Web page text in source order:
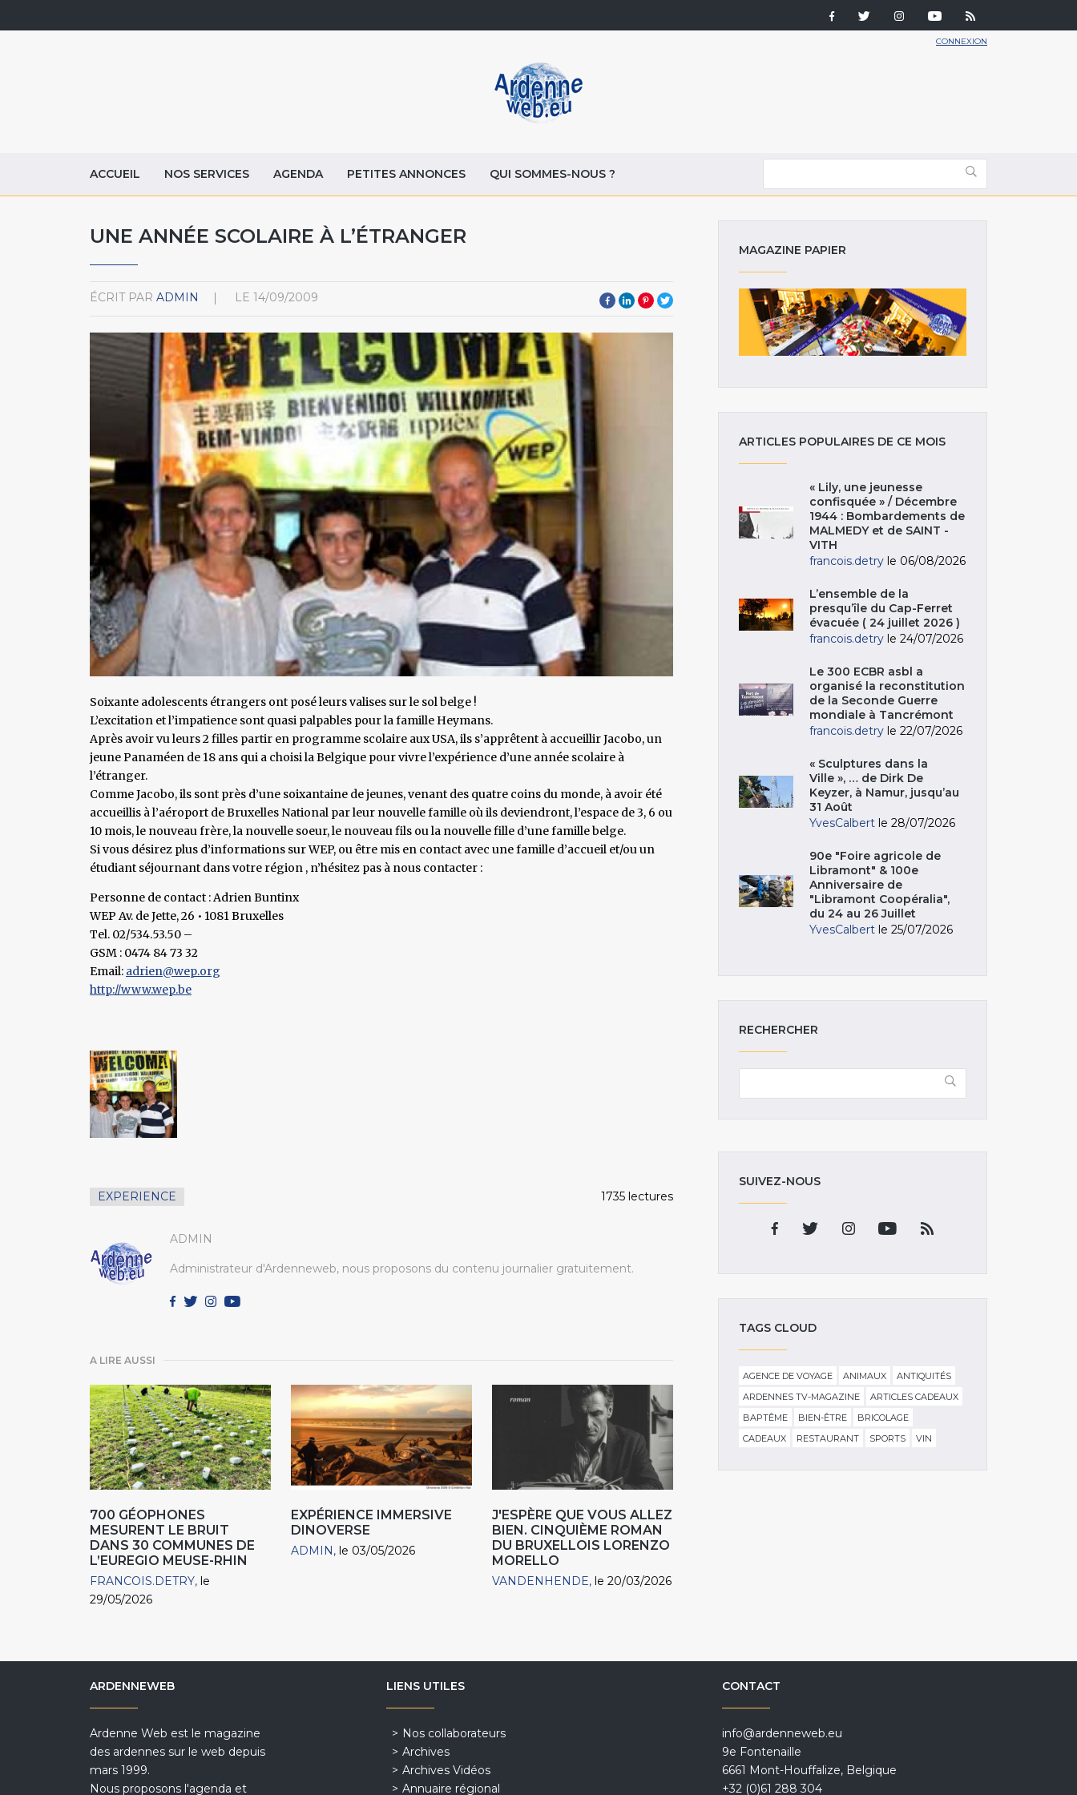
CONNEXION
ACCUEIL NOS SERVICES AGENDA PETITES ANNONCES QUI SOMMES-NOUS ?
UNE ANNÉE SCOLAIRE À L’ÉTRANGER
ÉCRIT PAR ADMIN LE 14/09/2009
Soixante adolescents étrangers ont posé leurs valises sur le sol belge !
L’excitation et l’impatience sont quasi palpables pour la famille Heymans.
Après avoir vu leurs 2 filles partir en programme scolaire aux USA, ils s’apprêtent à accueillir Jacobo, un
jeune Panaméen de 18 ans qui a choisi la Belgique pour vivre l’expérience d’une année scolaire à
l’étranger.
Comme Jacobo, ils sont près d’une soixantaine de jeunes, venant des quatre coins du monde, à avoir été
accueillis à l’aéroport de Bruxelles National par leur nouvelle famille où ils deviendront, l’espace de 3, 6 ou
10 mois, le nouveau frère, la nouvelle soeur, le nouveau fils ou la nouvelle fille d’une famille belge.
Si vous désirez plus d’informations sur WEP, ou être mis en contact avec une famille d’accueil et/ou un
étudiant séjournant dans votre région , n’hésitez pas à nous contacter :
Personne de contact : Adrien Buntinx
WEP Av. de Jette, 26 • 1081 Bruxelles
Tel. 02/534.53.50 –
GSM : 0474 84 73 32
Email: adrien@wep.org
http://www.wep.be
EXPERIENCE 1735 lectures
ADMIN
Administrateur d'Ardenneweb, nous proposons du contenu journalier gratuitement.
A LIRE AUSSI
700 GÉOPHONES
MESURENT LE BRUIT
DANS 30 COMMUNES DE
L’EUREGIO MEUSE-RHIN
FRANCOIS.DETRY le
29/05/2026
EXPÉRIENCE IMMERSIVE
DINOVERSE
ADMIN le 03/05/2026
J'ESPÈRE QUE VOUS ALLEZ
BIEN. CINQUIÈME ROMAN
DU BRUXELLOIS LORENZO
MORELLO
VANDENHENDE le 20/03/2026
MAGAZINE PAPIER
ARTICLES POPULAIRES DE CE MOIS
« Lily, une jeunesse
confisquée » / Décembre
1944 : Bombardements de
MALMEDY et de SAINT -
VITH
francois.detry le 06/08/2026
L’ensemble de la
presqu’île du Cap-Ferret
évacuée ( 24 juillet 2026 )
francois.detry le 24/07/2026
Le 300 ECBR asbl a
organisé la reconstitution
de la Seconde Guerre
mondiale à Tancrémont
francois.detry le 22/07/2026
« Sculptures dans la
Ville », … de Dirk De
Keyzer, à Namur, jusqu’au
31 Août
YvesCalbert le 28/07/2026
90e "Foire agricole de
Libramont" & 100e
Anniversaire de
"Libramont Coopéralia",
du 24 au 26 Juillet
YvesCalbert le 25/07/2026
RECHERCHER
SUIVEZ-NOUS
TAGS CLOUD
AGENCE DE VOYAGE ANIMAUX
ANTIQUITÉS
ARDENNES TV-MAGAZINE
ARTICLES CADEAUX
BAPTÊME
BIEN-ÊTRE
BRICOLAGE
CADEAUX
RESTAURANT SPORTS VIN
ARDENNEWEB
Ardenne Web est le magazine
des ardennes sur le web depuis
mars 1999.
Nous proposons l'agenda et
LIENS UTILES
Nos collaborateurs
Archives
Archives Vidéos
Annuaire régional
CONTACT
info@ardenneweb.eu
9e Fontenaille
6661 Mont-Houffalize, Belgique
+32 (0)61 288 304